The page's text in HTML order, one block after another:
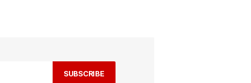
SUBSCRIBE